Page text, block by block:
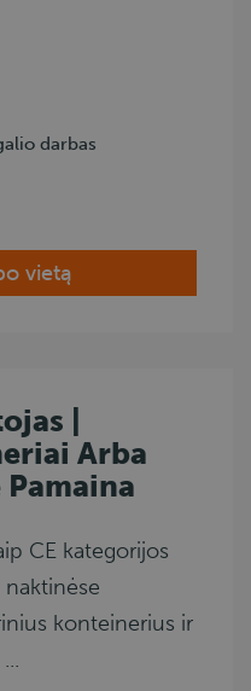
darbas
vietą
|
Arba
CE kategorijos
konteinerius ir